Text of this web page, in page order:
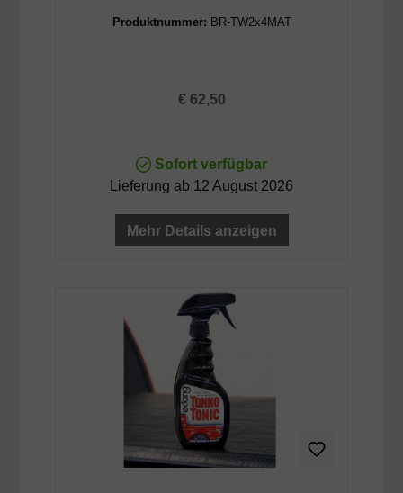
Produktnummer: BR-TW2x4MAT
Regulärer Preis:
€ 62,50
Sofort verfügbar
Lieferung ab 12 August 2026
Mehr Details anzeigen